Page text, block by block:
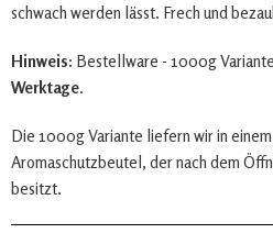
schwach werden lässt. Frech und
Hinweis: Bestellware - 1000g
Werktage.
Die 1000g Variante liefern wir in
Aromaschutzbeutel, der nach dem
besitzt.